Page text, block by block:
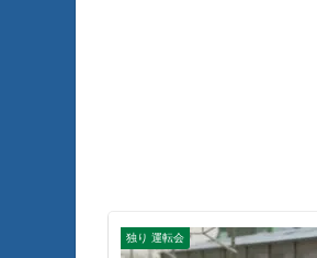
独り 運転会